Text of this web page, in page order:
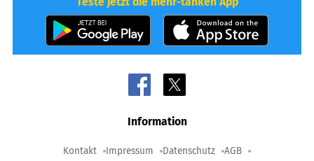
Information
Kontakt Impressum Datenschutz AGB